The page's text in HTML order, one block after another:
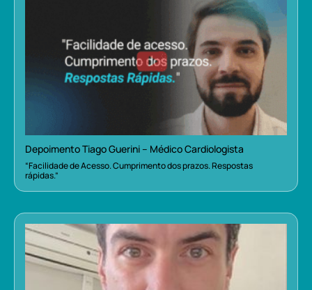
Depoimento Tiago Guerini – Médico Cardiologista
“Facilidade de Acesso. Cumprimento dos prazos. Respostas
rápidas.”